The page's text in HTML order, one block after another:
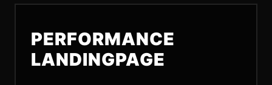
PERFORMANCE
LANDINGPAGE